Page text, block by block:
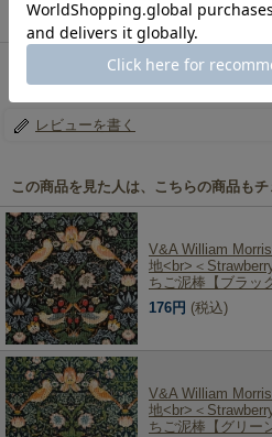
ネコポスは2mまで対応可能です。
リバティ・ファブリックス、生地の通販メルシー >
ウィリアムモリス シーチング生地＜Strawberry
トブルー】VA10001S-G
レビューを書く
この商品を見た人は、こちらの商品もチ
V&A William
地<br>＜
ちご泥棒【ブラッ
176円 (税込)
V&A William
地<br>＜
ちご泥棒【グリー